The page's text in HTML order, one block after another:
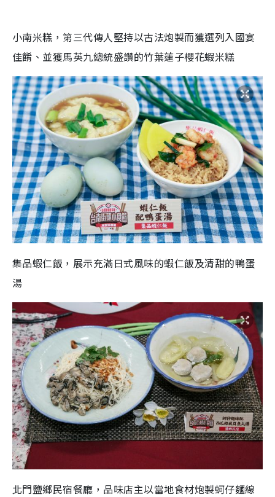
小南米糕，第三代傳人堅持以古法炮製而獲選列入國宴
佳餚、並獲馬英九總統盛讚的竹葉蓮子櫻花蝦米糕
集品蝦仁飯，展示充滿日式風味的蝦仁飯及清甜的鴨蛋
湯
北門鹽鄉民宿餐廳，品味店主以當地食材炮製蚵仔麵線